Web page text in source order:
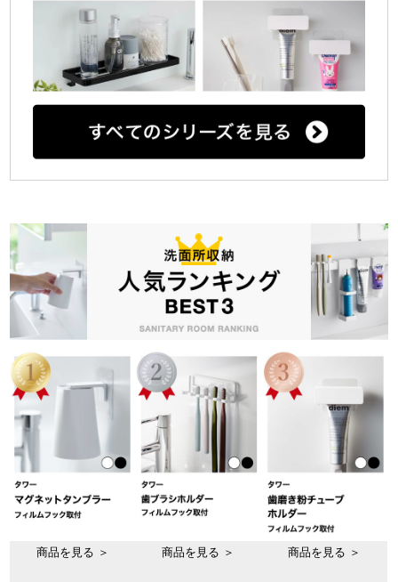
商品を見る ＞ 商品を見る ＞ 商品を見る ＞